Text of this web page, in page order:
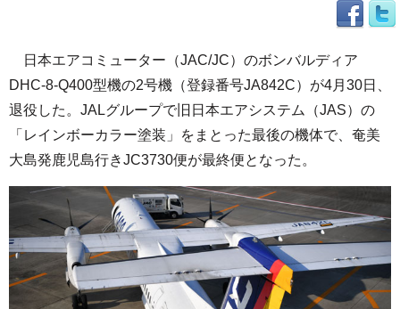
日本エアコミューター（JAC/JC）のボンバルディア
DHC-8-Q400型機の2号機（登録番号JA842C）が4月30日、
退役した。JALグループで旧日本エアシステム（JAS）の
「レインボーカラー塗装」をまとった最後の機体で、奄美
大島発鹿児島行きJC3730便が最終便となった。